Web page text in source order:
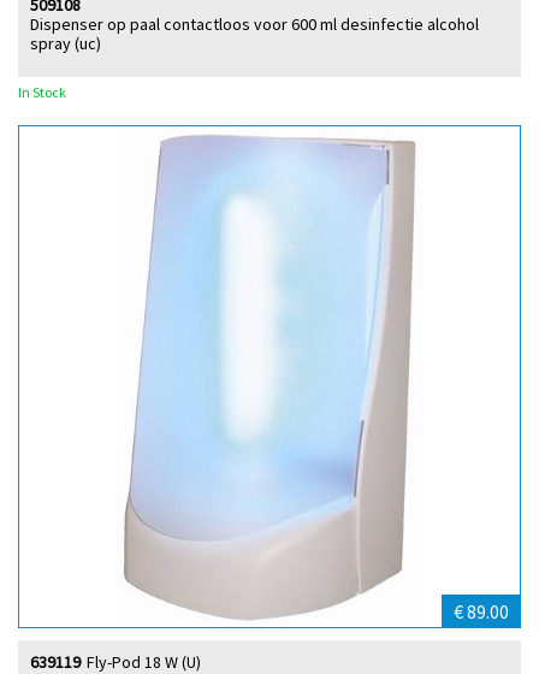
Dispenser op paal contactloos voor 600 ml desinfectie alcohol
spray (uc)
509108
In Stock
€ 89.00
Fly-Pod 18 W (U)
639119